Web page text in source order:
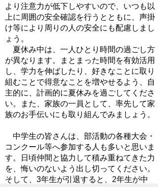
より注意力が低下しやすいので、いつも以
上に周囲の安全確認を行うとともに、声掛
け等により周りの人の安全にも配慮しまし
ょう。
夏休み中は、一人ひとり時間の過ごし方
が異なります。まとまった時間を有効活用
し、学力を伸ばしたり、好きなことに取り
組むことで得意なことを増やせるよう、自
主的に、計画的に夏休みを過ごしてくださ
い。また、家族の一員として、率先して家
族のお手伝いにも取り組んでみましょう。
中学生の皆さんは、部活動の各種大会・
コンクール等へ参加する人も多いと思いま
す。日頃仲間と協力して積み重ねてきた力
を、悔いのないよう出し切ってください。
そして、3年生が引退すると、2年生が中